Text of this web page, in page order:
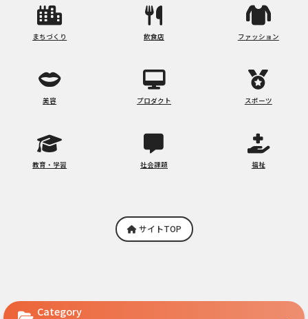
まちづくり 飲食店 ファッション
美容 プロダクト スポーツ
教育・学習 社会課題 福祉
サイトTOP
Category